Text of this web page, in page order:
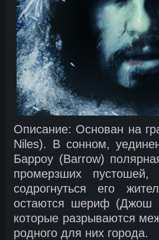
Описание: Основан на
Niles). В сонном,
Барроу (Barrow)
промерзших
содрогнуться его
остаются шериф (Джош
которые разрываются
родного для них города.